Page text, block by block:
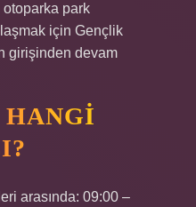
otoparka park
için Gençlik
girişinden devam
​​arasında: 09:00 –